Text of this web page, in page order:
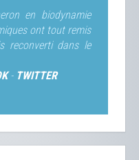
en biodynamie
ont tout remis
reconverti dans le
- TWITTER